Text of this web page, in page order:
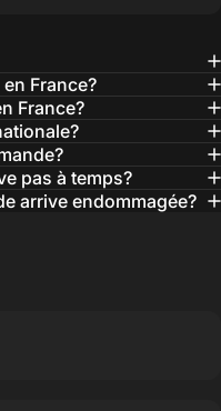
France?
France?
pas à temps?
arrive endommagée?